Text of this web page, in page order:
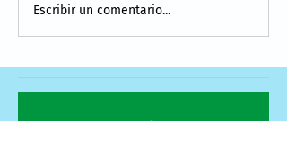
Escribir un comentario...